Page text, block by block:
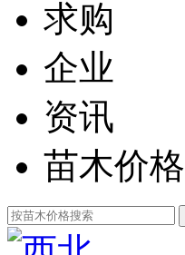
求购
企业
资讯
苗木价格